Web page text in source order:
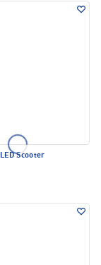
Scooter